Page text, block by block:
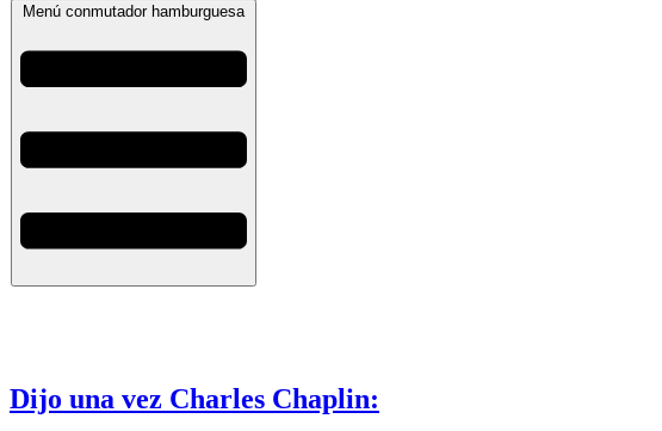
Menú conmutador hamburguesa
Dijo una vez Charles Chaplin: